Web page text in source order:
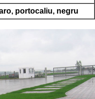
portocaliu, negru